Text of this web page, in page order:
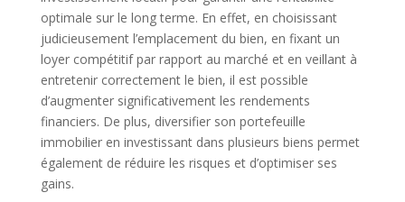
optimale sur le long terme. En effet, en choisissant
judicieusement l’emplacement du bien, en fixant un
loyer compétitif par rapport au marché et en veillant à
entretenir correctement le bien, il est possible
d’augmenter significativement les rendements
financiers. De plus, diversifier son portefeuille
immobilier en investissant dans plusieurs biens permet
également de réduire les risques et d’optimiser ses
gains.